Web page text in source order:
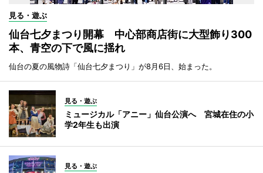
見る・遊ぶ
仙台七夕まつり開幕 中心部商店街に大型飾り300
本、青空の下で風に揺れ
仙台の夏の風物詩「仙台七夕まつり」が8月6日、始まった。
見る・遊ぶ
ミュージカル「アニー」仙台公演へ 宮城在住の小
学2年生も出演
見る・遊ぶ